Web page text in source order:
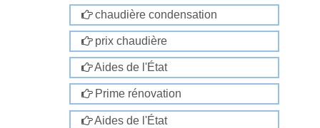
chaudière condensation
prix chaudière
Aides de l'État
Prime rénovation
Aides de l'État